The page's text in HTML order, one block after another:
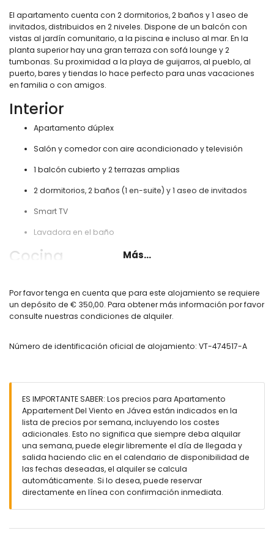
El apartamento cuenta con 2 dormitorios, 2 baños y 1 aseo de
invitados, distribuidos en 2 niveles. Dispone de un balcón con
vistas al jardín comunitario, a la piscina e incluso al mar. En la
planta superior hay una gran terraza con sofá lounge y 2
tumbonas. Su proximidad a la playa de guijarros, al pueblo, al
puerto, bares y tiendas lo hace perfecto para unas vacaciones
en familia o con amigos.
Interior
Apartamento dúplex
Salón y comedor con aire acondicionado y televisión
1 balcón cubierto y 2 terrazas amplias
2 dormitorios, 2 baños (1 en-suite) y 1 aseo de invitados
Smart TV
Lavadora en el baño
Cocina
cafetera Nespresso, hervidor, batidora, sandwichera,
tostadora y exprimidor
Dormitorio con cama doble, aire acondicionado y baño
Dormitorio con 2 camas individuales y aire acondicionado
Baño con lavabo, ducha y aseo
Secador de pelo incluido
Exterior
Piscina comunitaria
Jardín comunitario con césped
3 terrazas, incluyendo 1 cubierta
Más...
Por favor tenga en cuenta que para este alojamiento se requiere
un depósito de € 350,00. Para obtener más información por favor
consulte nuestras condiciones de alquiler.
Número de identificación oficial de alojamiento: VT-474517-A
ES IMPORTANTE SABER: Los precios para Apartamento
Appartement Del Viento en Jávea están indicados en la
lista de precios por semana, incluyendo los costes
adicionales. Esto no significa que siempre deba alquilar
una semana, puede elegir libremente el día de llegada y
salida haciendo clic en el calendario de disponibilidad de
las fechas deseadas, el alquiler se calcula
automáticamente. Si lo desea, puede reservar
directamente en línea con confirmación inmediata.